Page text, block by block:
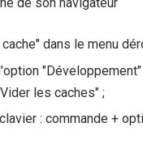
de son navigateur
dans le menu
les caches" ;
: commande +